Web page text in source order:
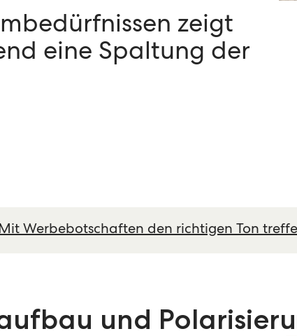
zeigt
eine Spaltung der
Werbebotschaften den richtigen Ton
und